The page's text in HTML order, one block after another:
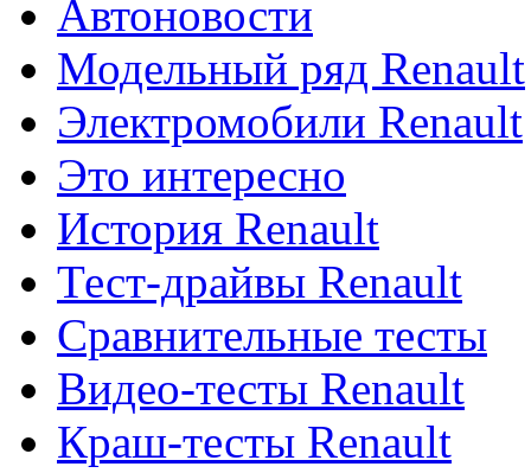
Автоновости
Модельный ряд Renault
Электромобили Renault
Это интересно
История Renault
Тест-драйвы Renault
Сравнительные тесты
Видео-тесты Renault
Краш-тесты Renault